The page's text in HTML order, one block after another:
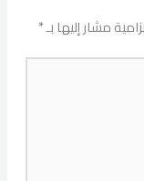
مشار إليها بـ*